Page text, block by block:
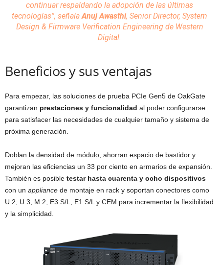
continuar respaldando la adopción de las últimas
tecnologías”, señalaAnuj Awasthi, Senior Director, System
Design & Firmware Verification Engineering de Western
Digital.
Beneficios y sus ventajas
Para empezar, las soluciones de prueba PCIe Gen5 de OakGate
garantizan prestaciones y funcionalidad al poder configurarse
para satisfacer las necesidades de cualquier tamaño y sistema de
próxima generación.
Doblan la densidad de módulo, ahorran espacio de bastidor y
mejoran las eficiencias un 33 por ciento en armarios de expansión.
También es posible testar hasta cuarenta y ocho dispositivos
con un appliance de montaje en rack y soportan conectores como
U.2, U.3, M.2, E3.S/L, E1.S/L y CEM para incrementar la flexibilidad
y la simplicidad.